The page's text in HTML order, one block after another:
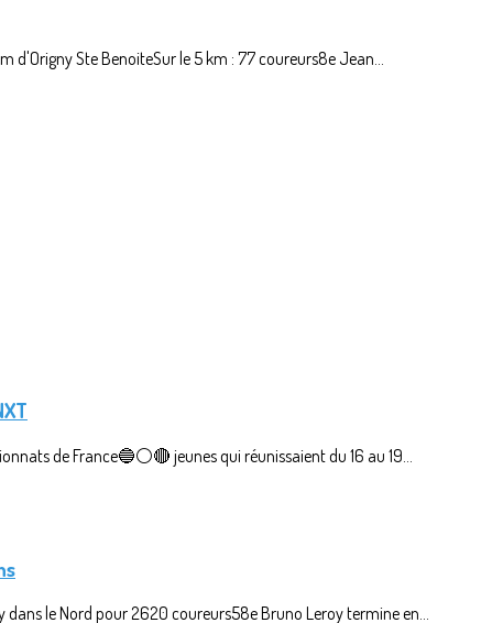
d'Origny Ste BenoiteSur le 5 km : 77 coureurs8e Jean...
de France🔵⚪🔴 jeunes qui réunissaient du 16 au 19...
le Nord pour 2620 coureurs58e Bruno Leroy termine en...